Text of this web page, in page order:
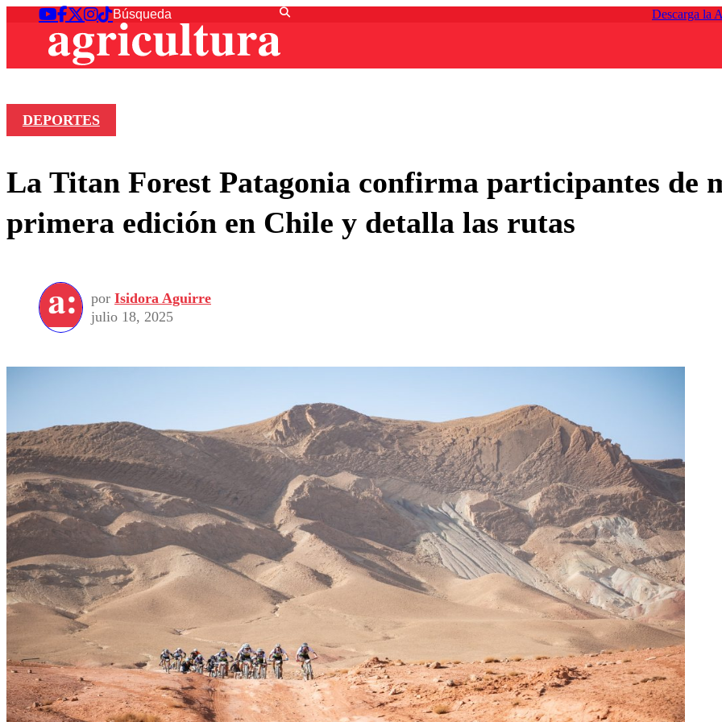
Descarga la
DEPORTES
La Titan Forest Patagonia confirma participantes de
primera edición en Chile y detalla las rutas
por Isidora Aguirre
julio 18, 2025